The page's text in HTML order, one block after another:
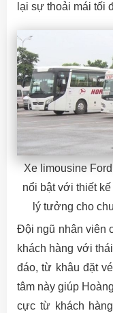
lại sự thoải mái tối
Xe limousine
nổi bật với thiết
lý tưởng cho
Đội ngũ nhân viên
khách hàng với
đáo, từ khâu đặt
tâm này giúp
cực từ khách